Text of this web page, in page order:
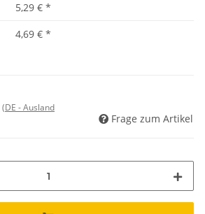
5,29 € *
4,69 € *
(DE - Ausland
Frage zum Artikel